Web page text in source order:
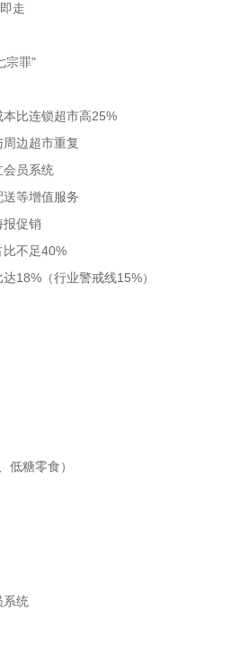
走
宗罪"
比连锁超市高25%
边超市重复
会员系统
等增值服务
报促销
不足40%
18%（行业警戒线15%）
低糖零食）
系统